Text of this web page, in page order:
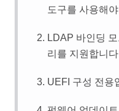
도구를 사용해
LDAP 바인딩
리를 지원합니
UEFI 구성 전용